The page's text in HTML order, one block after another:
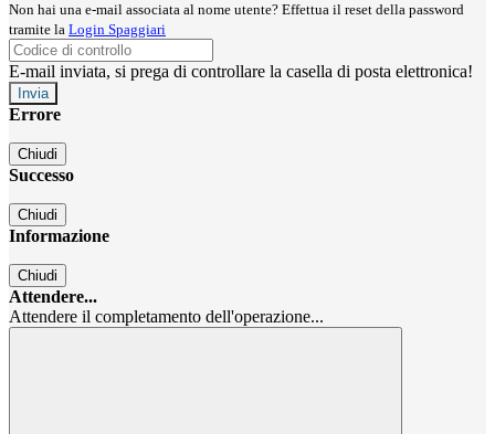
Non hai una e-mail associata al nome utente? Effettua il reset della password
tramite la Login Spaggiari
E-mail inviata, si prega di controllare la casella di posta elettronica!
Errore
Chiudi
Successo
Chiudi
Informazione
Chiudi
Attendere...
Attendere il completamento dell'operazione...